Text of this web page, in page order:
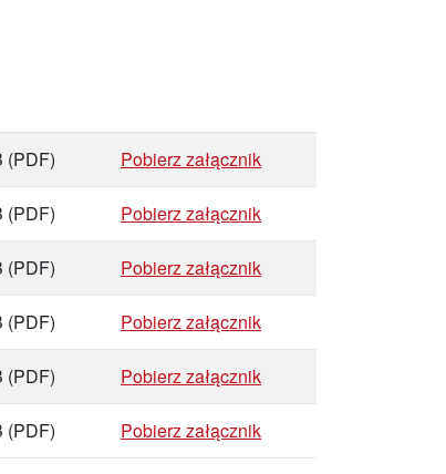
(PDF) Pobierz załącznik
(PDF) Pobierz załącznik
(PDF) Pobierz załącznik
(PDF) Pobierz załącznik
(PDF) Pobierz załącznik
(PDF) Pobierz załącznik